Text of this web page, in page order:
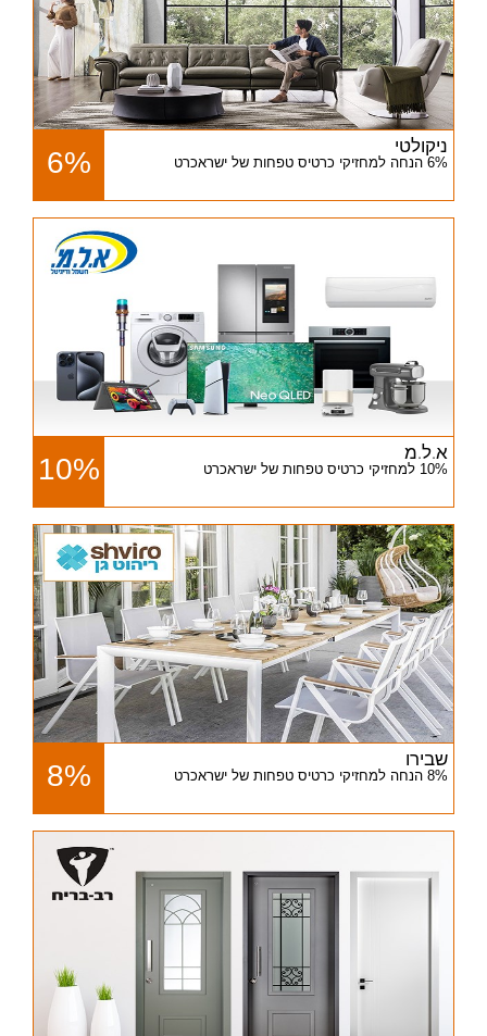
ניקולטי
6% הנחה למחזיקי כרטיס טפחות של ישראכרט 6%
א.ל.מ
10% למחזיקי כרטיס טפחות של ישראכרט 10%
שבירו
8% הנחה למחזיקי כרטיס טפחות של ישראכרט 8%